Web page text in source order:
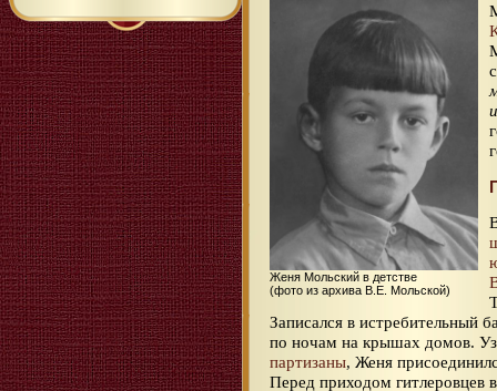
Женя Мольский в детстве
(фото из архива В.Е. Мольской)
Записался в истребительный
по ночам на крышах домов.
партизаны, Женя
Перед приходом гитлеровцев